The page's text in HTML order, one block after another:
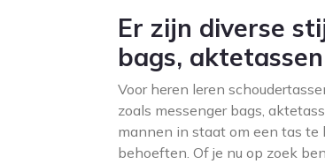
Er zijn diverse
bags,
Voor heren leren
zoals messenger bags,
mannen in staat om een tas te
behoeften. Of je nu op zoek